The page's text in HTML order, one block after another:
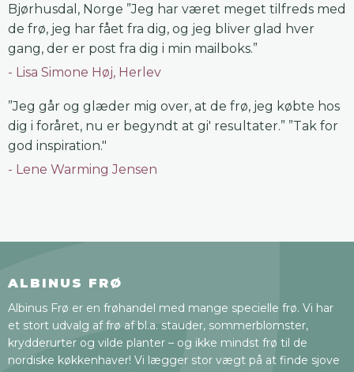
Bjørhusdal, Norge ”Jeg har været meget tilfreds med
de frø, jeg har fået fra dig, og jeg bliver glad hver
gang, der er post fra dig i min mailboks.”
Lisa Simone Høj, Herlev
”Jeg går og glæder mig over, at de frø, jeg købte hos
dig i foråret, nu er begyndt at gi' resultater.” ”Tak for
god inspiration."
Lene Warming Jensen
ALBINUS FRØ
Albinus Frø er en frøhandel med mange specielle frø. Vi har
et stort udvalg af frø af bl.a. stauder, sommerblomster,
krydderurter og vilde planter – og ikke mindst frø til de
nordiske køkkenhaver! Vi lægger stor vægt på at finde sjove